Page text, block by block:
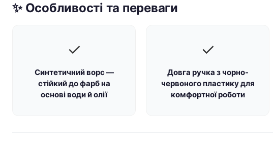
✨ Особливості та переваги
✓
Синтетичний ворс —
стійкий до фарб на
основі води й олії
✓
Довга ручка з чорно-
червоного пластику для
комфортної роботи